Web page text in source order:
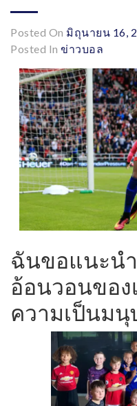
Posted On มิถุนายน 16,
Posted In ข่าวบอล
ฉันขอแนะน
อ้อนวอนของ
ความเป็นม